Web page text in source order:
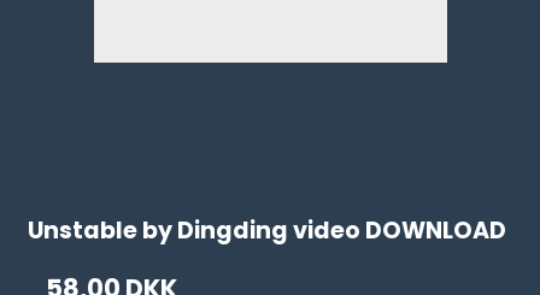
Unstable by Dingding video DOWNLOAD